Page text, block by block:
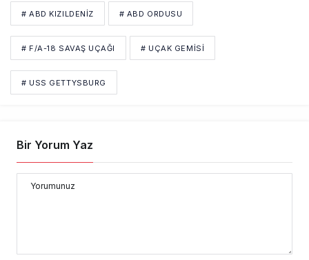
# ABD KIZILDENIZ # ABD ORDUSU
# F/A-18 SAVAŞ UÇAĞI # UÇAK GEMISI
# USS GETTYSBURG
Bir Yorum Yaz
Yorumunuz